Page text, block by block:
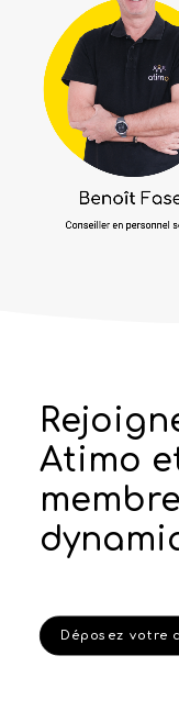
Atimo
Déposez votre